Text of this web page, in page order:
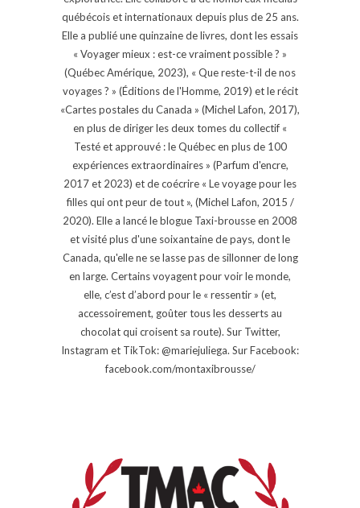
québécois et internationaux depuis plus de 25 ans.
Elle a publié une quinzaine de livres, dont les essais
« Voyager mieux : est-ce vraiment possible ? »
(Québec Amérique, 2023), « Que reste-t-il de nos
voyages ? » (Éditions de l'Homme, 2019) et le récit
«Cartes postales du Canada » (Michel Lafon, 2017),
en plus de diriger les deux tomes du collectif «
Testé et approuvé : le Québec en plus de 100
expériences extraordinaires » (Parfum d'encre,
2017 et 2023) et de coécrire « Le voyage pour les
filles qui ont peur de tout », (Michel Lafon, 2015 /
2020). Elle a lancé le blogue Taxi-brousse en 2008
et visité plus d'une soixantaine de pays, dont le
Canada, qu'elle ne se lasse pas de sillonner de long
en large. Certains voyagent pour voir le monde,
elle, c’est d’abord pour le « ressentir » (et,
accessoirement, goûter tous les desserts au
chocolat qui croisent sa route). Sur Twitter,
Instagram et TikTok: @mariejuliega. Sur Facebook:
facebook.com/montaxibrousse/